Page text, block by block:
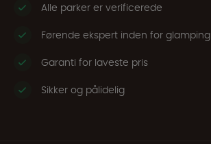
Alle parker er verificerede
Førende ekspert inden for glamping
Garanti for laveste pris
Sikker og pålidelig